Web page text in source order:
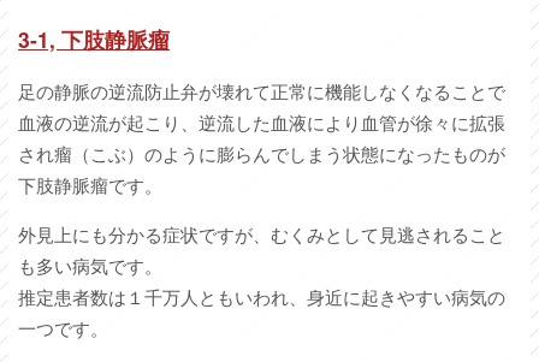
3-1, 下肢静脈瘤
足の静脈の逆流防止弁が壊れて正常に機能しなくなることで
血液の逆流が起こり、逆流した血液により血管が徐々に拡張
され瘤（こぶ）のように膨らんでしまう状態になったものが
下肢静脈瘤です。
外見上にも分かる症状ですが、むくみとして見逃されること
も多い病気です。
推定患者数は１千万人ともいわれ、身近に起きやすい病気の
一つです。